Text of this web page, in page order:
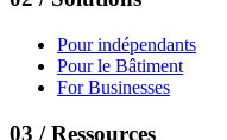
Pour indépendants
Pour le Bâtiment
For Businesses
03 /Ressources